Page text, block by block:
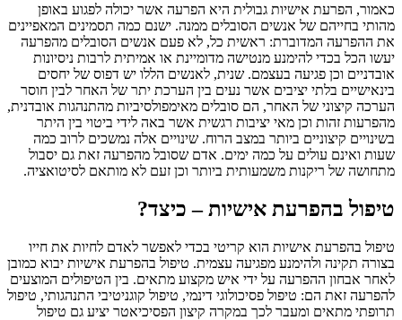
כאמור, הפרעת אישיות גבולית היא הפרעה אשר יכולה לפגוע באופן
מהותי בחייהם של אנשים הסובלים ממנה. ישנם כמה תסמינים המאפיינים
את ההפרעה המדוברת: ראשית כל, לא פעם אנשים הסובלים מהפרעה
יעשו הכל בכדי להימנע מנטישה מדומיינת או אמיתית לרבות ניסיונות
אובדניים וכן פגיעה בעצמם. שנית, לאנשים הללו יש דפוס של יחסים
בינאישיים בלתי יציבים אשר נעים בין הערכת יתר של האחר לבין חוסר
הערכה קיצוני של האחר, הם סובלים מאימפולסיביות מהתנהגות אובדנית,
מהפרעות זהות וכן מאי יציבות רגשית אשר באה לידי ביטוי בין היתר
בשינויים קיצוניים ביותר במצב הרוח. שינויים אלה נמשכים לרוב כמה
שעות ואינם עולים על כמה ימים. אדם שסובל מהפרעה זאת גם יסבול
מתחושה של ריקנות משמעותית ביותר וכן זעם לא מותאם לסיטואציה.
טיפול בהפרעת אישיות – כיצד?
טיפול בהפרעת אישיות הוא קריטי בכדי לאפשר לאדם לחיות את חייו
בצורה תקינה ולהימנע מפגיעה עצמית. טיפול בהפרעת אישיות יבוא כמובן
לאחר אבחון ההפרעה על ידי איש מקצוע מתאים. בין הטיפולים המוצעים
להפרעה זאת הם: טיפול פסיכולוגי דינמי, טיפול קוגניטיבי התנהגותי, טיפול
תרופתי מתאים ומעבר לכך במקרה קיצון הפסיכיאטר יציע גם טיפול